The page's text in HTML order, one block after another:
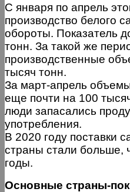
С января по апрель
производство белого
обороты. Показатель
тонн. За такой же
производственные
тысяч тонн.
За март-апрель
еще почти на 100
люди запасались
употребления.
В 2020 году поставки
страны стали больше,
годы.
Основные страны-